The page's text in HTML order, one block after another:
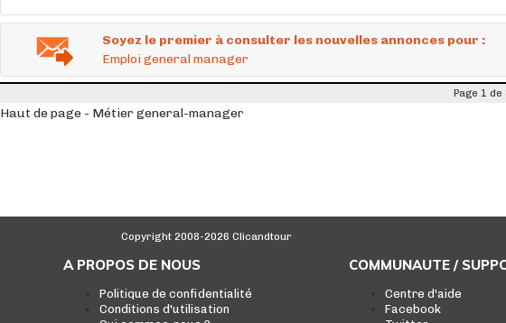
Soyez le premier à consulter les nouvelles annonces pour :
Emploi general manager
Page 1 de
Haut de page - Métier general-manager
Copyright 2008-2026 Clicandtour
A PROPOS DE NOUS
Politique de confidentialité
Conditions d'utilisation
COMMUNAUTE /
Centre d'aide
Facebook